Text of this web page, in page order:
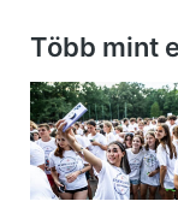
Több mint